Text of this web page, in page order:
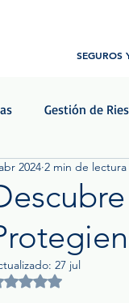
SEGUROS
Gestión de
para empleados
Voces del Seguro
2024 2 min de lectura
27 jul
Obtuvo NaN de 5